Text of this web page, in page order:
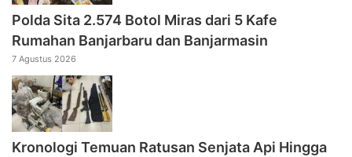
Polda Sita 2.574 Botol Miras dari 5 Kafe
Rumahan Banjarbaru dan Banjarmasin
7 Agustus 2026
Kronologi Temuan Ratusan Senjata Api Hingga